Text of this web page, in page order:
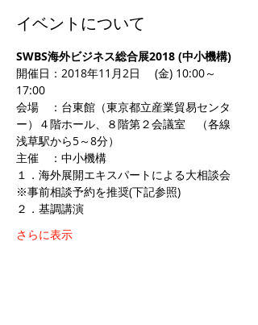
イベントについて
SWBS海外ビジネス総合展2018 (中小機構)
開催日：2018年11月2日　 (金) 10:00～
17:00
会場　：台東館（東京都立産業貿易センタ
ー）４階ホール、８階第２会議室　（各線
浅草駅から5～8分）
主催　：中小機構
１．海外展開エキスパートによる大相談会
※事前相談予約を推奨(下記参照)
２．基調講演
さらに表示